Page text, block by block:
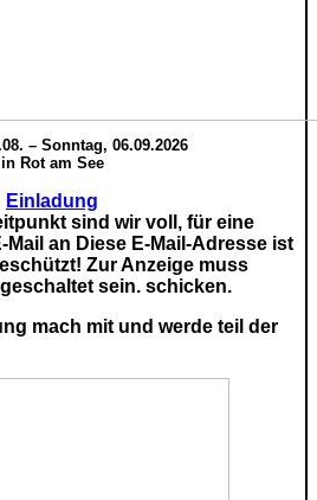
– Sonntag, 06.09.2026
in Rot am See
Einladung
sind wir voll, für eine
Mail an Diese E-Mail-Adresse ist
Zur Anzeige muss
sein. schicken.
mach mit und werde teil der